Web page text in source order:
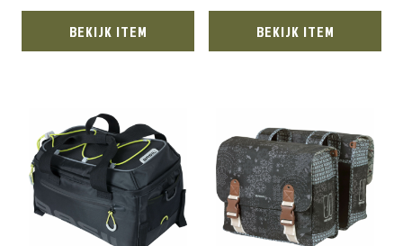
BEKIJK ITEM BEKIJK ITEM